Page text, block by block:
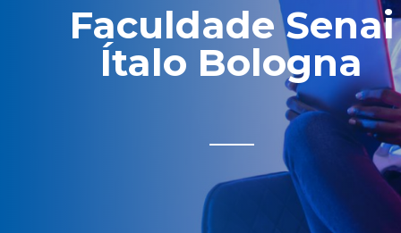
Faculdade Senai
Ítalo Bologna